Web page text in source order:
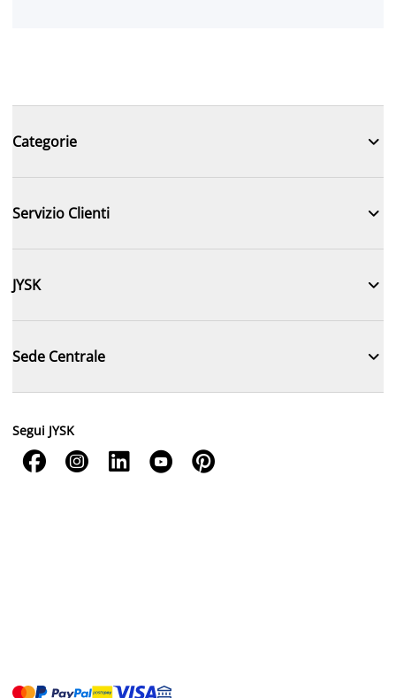
Categorie 
Servizio Clienti 
JYSK 
Sede Centrale 
Segui JYSK
    